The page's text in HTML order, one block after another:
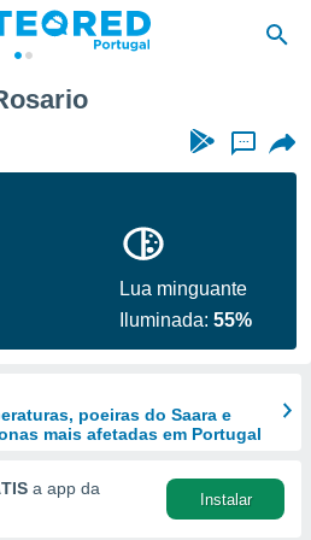
...
Lua minguante
Iluminada:55%
poeiras do Saara e
mais afetadas em Portugal
a app da
Instalar